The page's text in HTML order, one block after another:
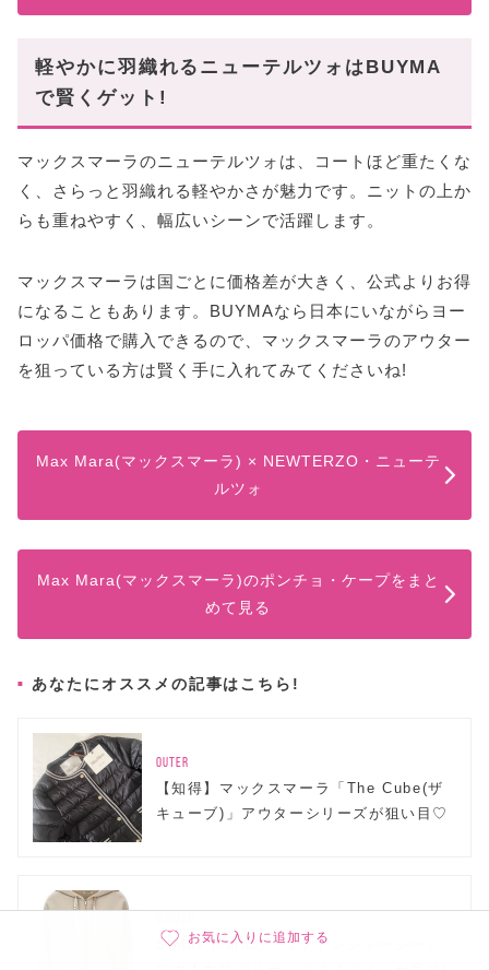
軽やかに羽織れるニューテルツォはBUYMA
で賢くゲット!
マックスマーラのニューテルツォは、コートほど重たくな
く、さらっと羽織れる軽やかさが魅力です。ニットの上か
らも重ねやすく、幅広いシーンで活躍します。
マックスマーラは国ごとに価格差が大きく、公式よりお得
になることもあります。BUYMAなら日本にいながらヨー
ロッパ価格で購入できるので、マックスマーラのアウター
を狙っている方は賢く手に入れてみてくださいね!
Max Mara(マックスマーラ) × NEWTERZO・ニューテ
ルツォ
Max Mara(マックスマーラ)のポンチョ・ケープをまと
めて見る
あなたにオススメの記事はこちら!
OUTER
【知得】マックスマーラ「The Cube(ザ
キューブ)」アウターシリーズが狙い目♡
S Max Maraの『コットンジャージー』
お気に入りに追加する